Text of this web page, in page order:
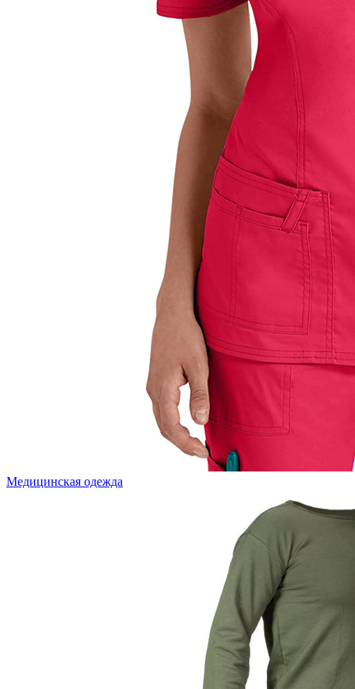
Медицинская одежда